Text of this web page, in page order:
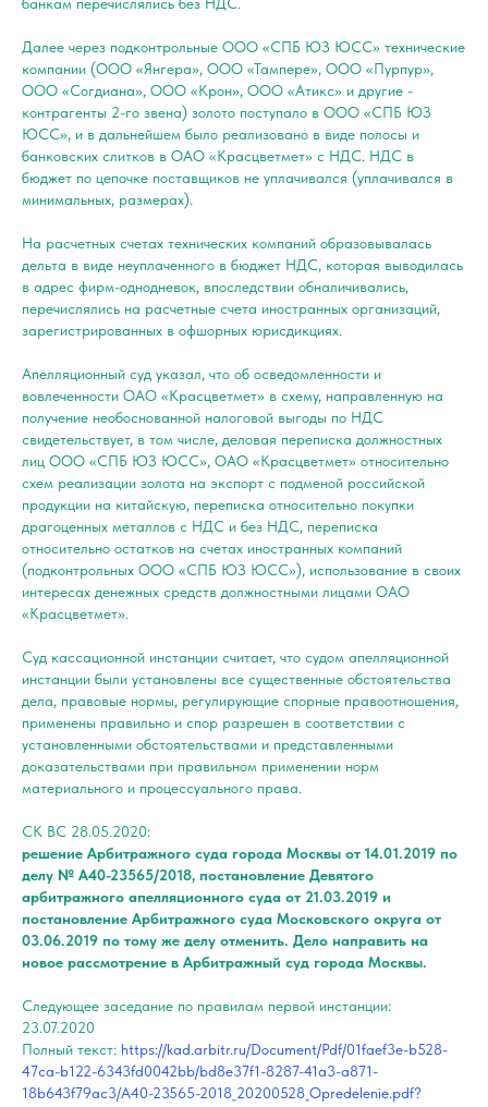
Далее через подконтрольные ООО «СПБ ЮЗ ЮСС» технические
компании (ООО «Янгера», ООО «Тампере», ООО «Пурпур»,
ООО «Согдиана», ООО «Крон», ООО «Атикс» и другие -
контрагенты 2-го звена) золото поступало в ООО «СПБ ЮЗ
ЮСС», и в дальнейшем было реализовано в виде полосы и
банковских слитков в ОАО «Красцветмет» с НДС. НДС в
бюджет по цепочке поставщиков не уплачивался (уплачивался в
минимальных, размерах).
На расчетных счетах технических компаний образовывалась
дельта в виде неуплаченного в бюджет НДС, которая выводилась
в адрес фирм-однодневок, впоследствии обналичивались,
перечислялись на расчетные счета иностранных организаций,
зарегистрированных в офшорных юрисдикциях.
Апелляционный суд указал, что об осведомленности и
вовлеченности ОАО «Красцветмет» в схему, направленную на
получение необоснованной налоговой выгоды по НДС
свидетельствует, в том числе, деловая переписка должностных
лиц ООО «СПБ ЮЗ ЮСС», ОАО «Красцветмет» относительно
схем реализации золота на экспорт с подменой российской
продукции на китайскую, переписка относительно покупки
драгоценных металлов с НДС и без НДС, переписка
относительно остатков на счетах иностранных компаний
(подконтрольных ООО «СПБ ЮЗ ЮСС»), использование в своих
интересах денежных средств должностными лицами ОАО
«Красцветмет».
Суд кассационной инстанции считает, что судом апелляционной
инстанции были установлены все существенные обстоятельства
дела, правовые нормы, регулирующие спорные правоотношения,
применены правильно и спор разрешен в соответствии с
установленными обстоятельствами и представленными
доказательствами при правильном применении норм
материального и процессуального права.
СК ВС 28.05.2020:
решение Арбитражного суда города Москвы от 14.01.2019 по
делу № А40-23565/2018, постановление Девятого
арбитражного апелляционного суда от 21.03.2019 и
постановление Арбитражного суда Московского округа от
03.06.2019 по тому же делу отменить. Дело направить на
новое рассмотрение в Арбитражный суд города Москвы.
Следующее заседание по правилам первой инстанции:
23.07.2020
Полный текст: https://kad.arbitr.ru/Document/Pdf/01faef3e-b528-
47ca-b122-6343fd0042bb/bd8e37f1-8287-41a3-a871-
18b643f79ac3/A40-23565-2018_20200528_Opredelenie.pdf?